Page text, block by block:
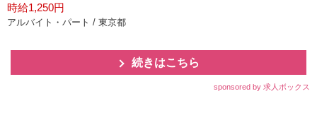
時給1,250円
アルバイト・パート / 東京都
続きはこちら
sponsored by 求人ボックス